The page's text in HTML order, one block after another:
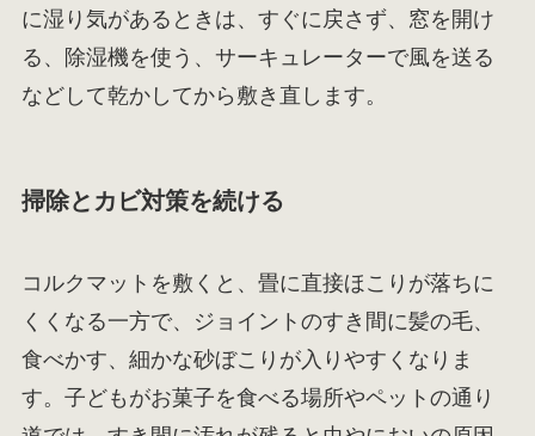
に湿り気があるときは、すぐに戻さず、窓を開け
る、除湿機を使う、サーキュレーターで風を送る
などして乾かしてから敷き直します。
掃除とカビ対策を続ける
コルクマットを敷くと、畳に直接ほこりが落ちに
くくなる一方で、ジョイントのすき間に髪の毛、
食べかす、細かな砂ぼこりが入りやすくなりま
す。子どもがお菓子を食べる場所やペットの通り